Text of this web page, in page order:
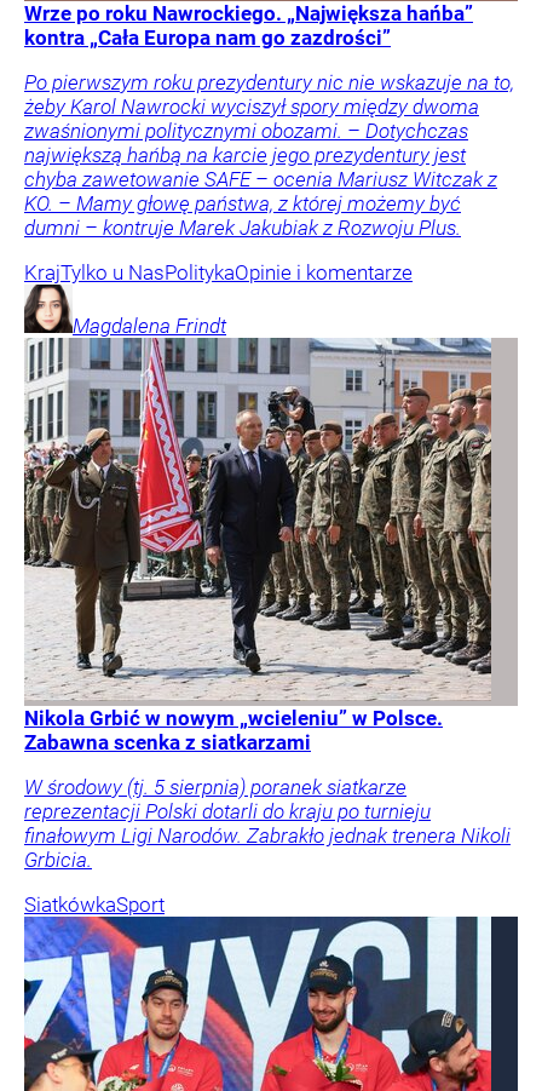
Wrze po roku Nawrockiego. „Największa hańba”
kontra „Cała Europa nam go zazdrości”
Po pierwszym roku prezydentury nic nie wskazuje na to,
żeby Karol Nawrocki wyciszył spory między dwoma
zwaśnionymi politycznymi obozami. – Dotychczas
największą hańbą na karcie jego prezydentury jest
chyba zawetowanie SAFE – ocenia Mariusz Witczak z
KO. – Mamy głowę państwa, z której możemy być
dumni – kontruje Marek Jakubiak z Rozwoju Plus.
KrajTylko u NasPolitykaOpinie i komentarze
Magdalena Frindt
Nikola Grbić w nowym „wcieleniu” w Polsce.
Zabawna scenka z siatkarzami
W środowy (tj. 5 sierpnia) poranek siatkarze
reprezentacji Polski dotarli do kraju po turnieju
finałowym Ligi Narodów. Zabrakło jednak trenera Nikoli
Grbicia.
SiatkówkaSport